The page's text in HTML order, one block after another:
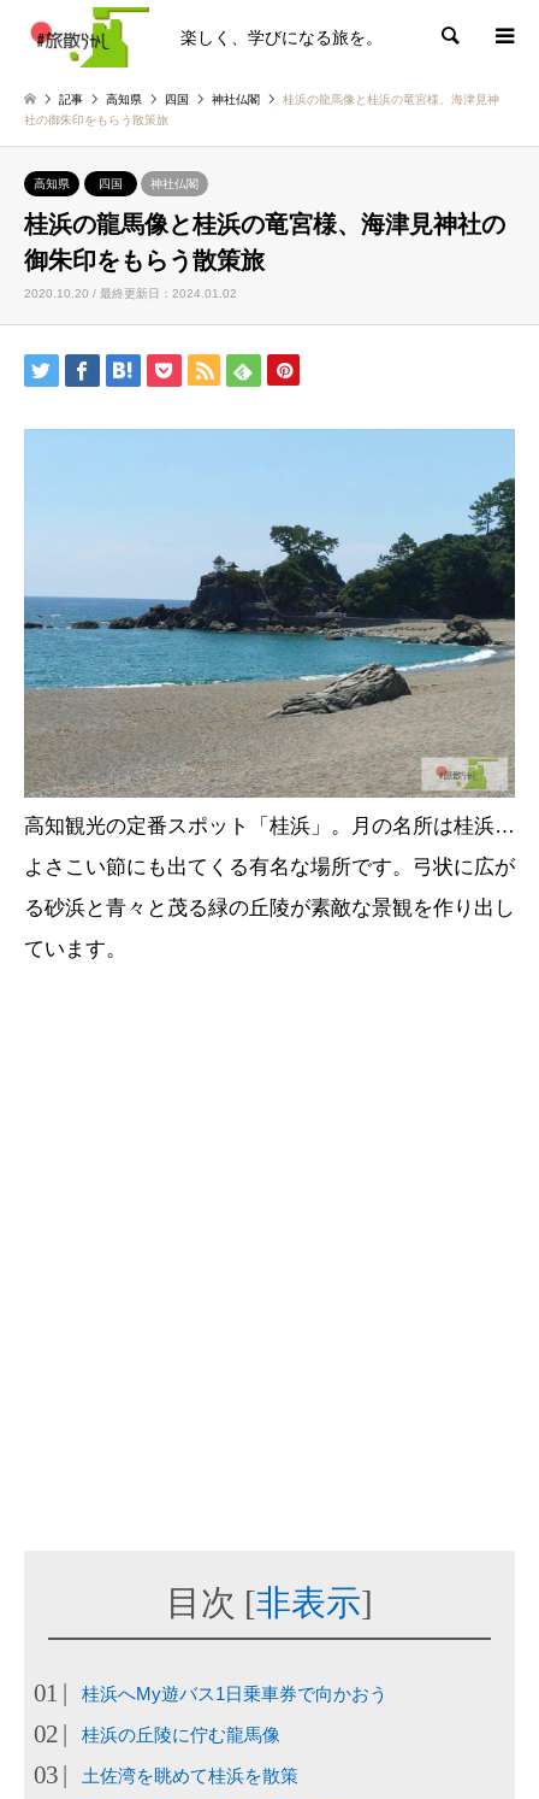
楽しく、学びになる旅を。 検索
記事 高知県 四国 神社仏閣
桂浜の龍馬像と桂浜の竜宮様、海津見神
社の御朱印をもらう散策旅
高知県 四国 神社仏閣
桂浜の龍馬像と桂浜の竜宮様、海津見神社の
御朱印をもらう散策旅
2020.10.20 / 最終更新日：2024.01.02
高知観光の定番スポット「桂浜」。月の名所は桂浜…
よさこい節にも出てくる有名な場所です。弓状に広が
る砂浜と青々と茂る緑の丘陵が素敵な景観を作り出し
ています。
目次 [非表示]
桂浜へMy遊バス1日乗車券で向かおう
桂浜の丘陵に佇む龍馬像
土佐湾を眺めて桂浜を散策